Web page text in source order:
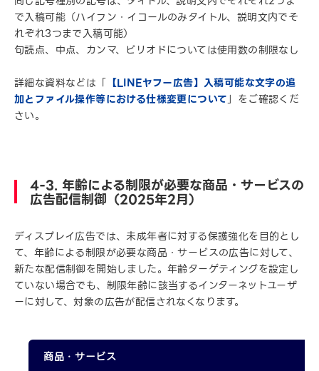
で入稿可能（ハイフン・イコールのみタイトル、説明文内でそ
れぞれ3つまで入稿可能）
句読点、中点、カンマ、ピリオドについては使用数の制限なし
詳細な資料などは「 【LINEヤフー広告】入稿可能な文字の追
加とファイル操作等における仕様変更について」をご確認くだ
さい。
4-3. 年齢による制限が必要な商品・サービスの
広告配信制御（2025年2月）
ディスプレイ広告では、未成年者に対する保護強化を目的とし
て、年齢による制限が必要な商品・サービスの広告に対して、
新たな配信制御を開始しました。年齢ターゲティングを設定し
ていない場合でも、制限年齢に該当するインターネットユーザ
ーに対して、対象の広告が配信されなくなります。
商品・サービス